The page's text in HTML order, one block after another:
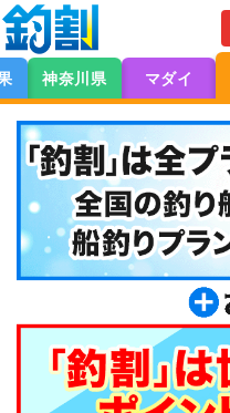
神奈川県 マダイ